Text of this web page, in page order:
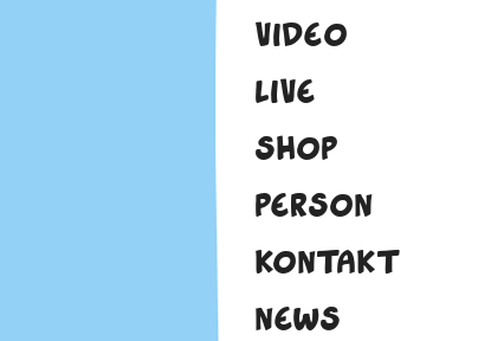
VIDEO
LIVE
SHOP
PERSON
KONTAKT
NEWS